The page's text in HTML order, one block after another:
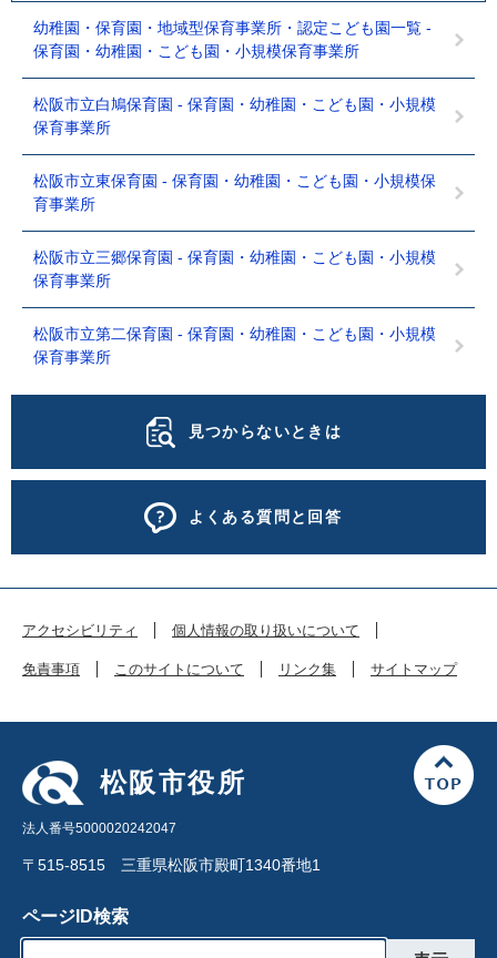
幼稚園・保育園・地域型保育事業所・認定こども園一覧 -
保育園・幼稚園・こども園・小規模保育事業所
松阪市立白鳩保育園 - 保育園・幼稚園・こども園・小規模
保育事業所
松阪市立東保育園 - 保育園・幼稚園・こども園・小規模保
育事業所
松阪市立三郷保育園 - 保育園・幼稚園・こども園・小規模
保育事業所
松阪市立第二保育園 - 保育園・幼稚園・こども園・小規模
保育事業所
見つからないときは
よくある質問と回答
アクセシビリティ 個人情報の取り扱いについて
免責事項 このサイトについて リンク集 サイトマップ
松阪市役所
法人番号5000020242047
〒515-8515 三重県松阪市殿町1340番地1
ページID検索